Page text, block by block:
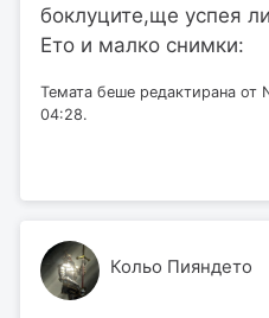
боклуците,ще успея
Ето и малко снимки:
Темата беше редактирана от
04:28.
Кольо Пияндето